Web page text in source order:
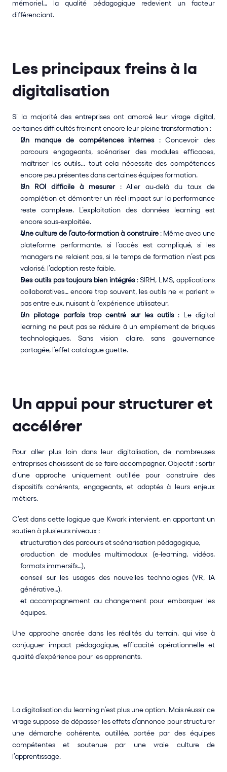
mémoriel… la qualité pédagogique redevient un facteur
différenciant.
Les principaux freins à la
digitalisation
Si la majorité des entreprises ont amorcé leur virage digital,
certaines difficultés freinent encore leur pleine transformation :
Un manque de compétences internes : Concevoir des
parcours engageants, scénariser des modules efficaces,
maîtriser les outils... tout cela nécessite des compétences
encore peu présentes dans certaines équipes formation.
Un ROI difficile à mesurer : Aller au-delà du taux de
complétion et démontrer un réel impact sur la performance
reste complexe. L’exploitation des données learning est
encore sous-exploitée.
Une culture de l’auto-formation à construire : Même avec une
plateforme performante, si l’accès est compliqué, si les
managers ne relaient pas, si le temps de formation n’est pas
valorisé, l’adoption reste faible.
Des outils pas toujours bien intégrés : SIRH, LMS, applications
collaboratives… encore trop souvent, les outils ne « parlent »
pas entre eux, nuisant à l’expérience utilisateur.
Un pilotage parfois trop centré sur les outils : Le digital
learning ne peut pas se réduire à un empilement de briques
technologiques. Sans vision claire, sans gouvernance
partagée, l’effet catalogue guette.
Un appui pour structurer et
accélérer
Pour aller plus loin dans leur digitalisation, de nombreuses
entreprises choisissent de se faire accompagner. Objectif : sortir
d’une approche uniquement outillée pour construire des
dispositifs cohérents, engageants, et adaptés à leurs enjeux
métiers.
C’est dans cette logique que Kwark intervient, en apportant un
soutien à plusieurs niveaux :
structuration des parcours et scénarisation pédagogique,
production de modules multimodaux (e-learning, vidéos,
formats immersifs…),
conseil sur les usages des nouvelles technologies (VR, IA
générative…),
et accompagnement au changement pour embarquer les
équipes.
Une approche ancrée dans les réalités du terrain, qui vise à
conjuguer impact pédagogique, efficacité opérationnelle et
qualité d’expérience pour les apprenants.
La digitalisation du learning n’est plus une option. Mais réussir ce
virage suppose de dépasser les effets d’annonce pour structurer
une démarche cohérente, outillée, portée par des équipes
compétentes et soutenue par une vraie culture de
l’apprentissage.